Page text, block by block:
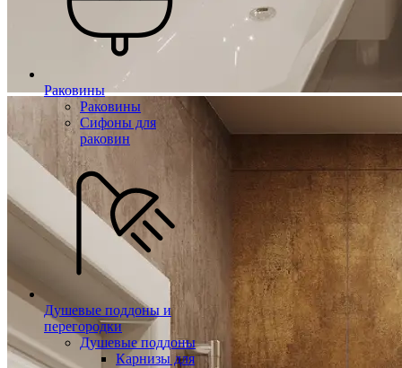
Раковины
Раковины
Сифоны для
раковин
Душевые поддоны и
перегородки
Душевые поддоны
Карнизы для